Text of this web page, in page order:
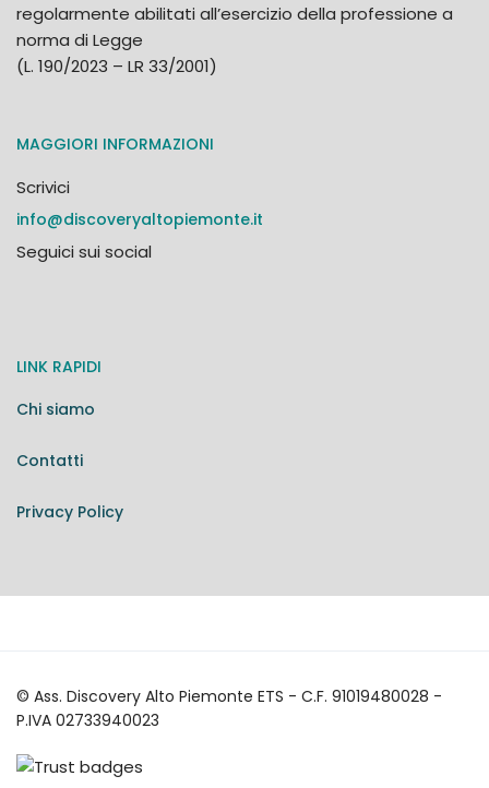
regolarmente abilitati all’esercizio della professione a
norma di Legge
(L. 190/2023 – LR 33/2001)
MAGGIORI INFORMAZIONI
Scrivici
info@discoveryaltopiemonte.it
Seguici sui social
LINK RAPIDI
Chi siamo
Contatti
Privacy Policy
© Ass. Discovery Alto Piemonte ETS - C.F. 91019480028 -
P.IVA 02733940023